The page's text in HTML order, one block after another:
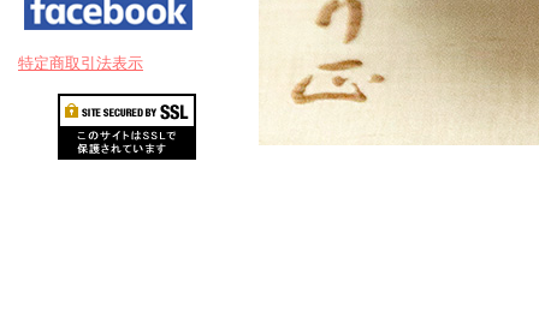
特定商取引法表示